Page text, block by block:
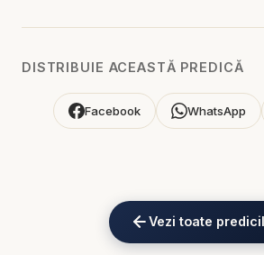
această misiune! 💛
Alătură-te acestui canal pentru a
Biblia zilnică: Ascultă Biblia într-un
DISTRIBUIE ACEASTĂ PREDICĂ
Facebook WhatsApp
Vezi toate